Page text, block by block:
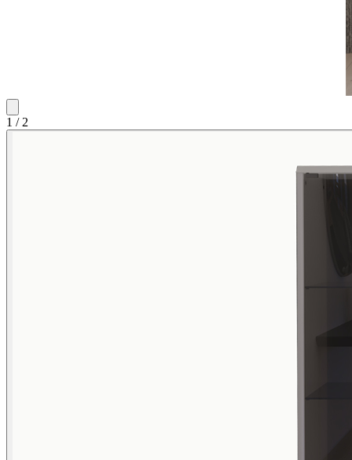
1 / 2